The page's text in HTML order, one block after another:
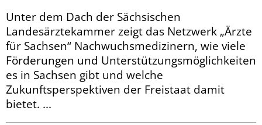
Unter dem Dach der Sächsischen
Landesärztekammer zeigt das Netzwerk „Ärzte
für Sachsen“ Nachwuchsmedizinern, wie viele
Förderungen und Unterstützungsmöglichkeiten
es in Sachsen gibt und welche
Zukunftsperspektiven der Freistaat damit
bietet. ...